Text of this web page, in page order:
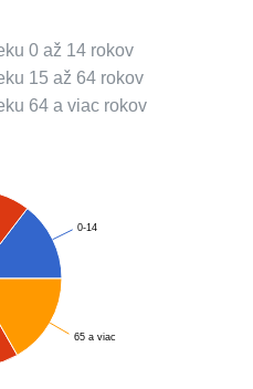
0 až 14 rokov
15 až 64 rokov
64 a viac rokov
0-14
65 a viac